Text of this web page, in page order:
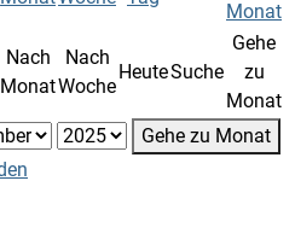
Nach
Monat
Nach
Woche
HeuteSuche
Gehe
zu
Monat
Gehe zu Monat